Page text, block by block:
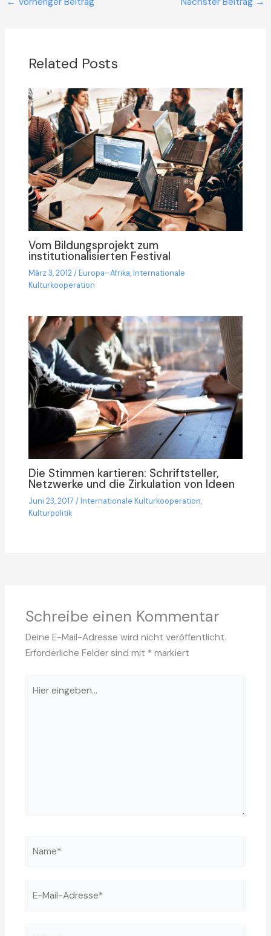
Related Posts
Vom Bildungsprojekt zum
institutionalisierten Festival
März 3, 2012/Europa–Afrika,Internationale
Kulturkooperation
Die Stimmen kartieren: Schriftsteller,
Netzwerke und die Zirkulation von Ideen
Juni 23, 2017/Internationale Kulturkooperation,
Kulturpolitik
Schreibe einen Kommentar
Deine E-Mail-Adresse wird nicht veröffentlicht.
Erforderliche Felder sind mit *markiert
eingeben…